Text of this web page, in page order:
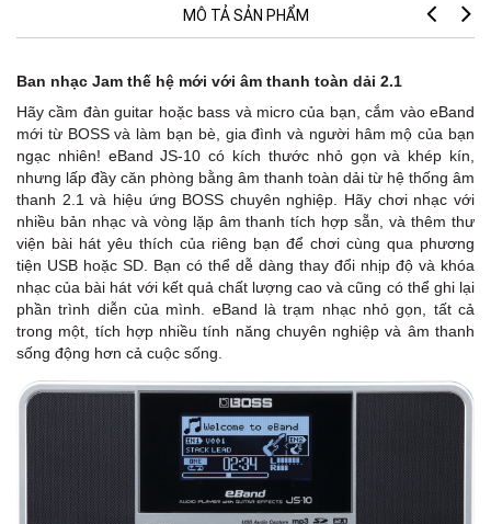
MÔ TẢ SẢN PHẨM
Ban nhạc Jam thế hệ mới với âm thanh toàn dải 2.1
Hãy cầm đàn guitar hoặc bass và micro của bạn, cắm vào eBand
mới từ BOSS và làm bạn bè, gia đình và người hâm mộ của bạn
ngạc nhiên! eBand JS-10 có kích thước nhỏ gọn và khép kín,
nhưng lấp đầy căn phòng bằng âm thanh toàn dải từ hệ thống âm
thanh 2.1 và hiệu ứng BOSS chuyên nghiệp. Hãy chơi nhạc với
nhiều bản nhạc và vòng lặp âm thanh tích hợp sẵn, và thêm thư
viện bài hát yêu thích của riêng bạn để chơi cùng qua phương
tiện USB hoặc SD. Bạn có thể dễ dàng thay đổi nhịp độ và khóa
nhạc của bài hát với kết quả chất lượng cao và cũng có thể ghi lại
phần trình diễn của mình. eBand là trạm nhạc nhỏ gọn, tất cả
trong một, tích hợp nhiều tính năng chuyên nghiệp và âm thanh
sống động hơn cả cuộc sống.